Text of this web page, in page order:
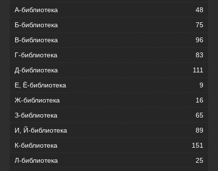
А-библиотека
48
Б-библиотека
75
В-библиотека
96
Г-библиотека
83
Д-библиотека
111
Е, Ё-библиотека
9
Ж-библиотека
16
З-библиотека
65
И, Й-библиотека
89
К-библиотека
151
Л-библиотека
25